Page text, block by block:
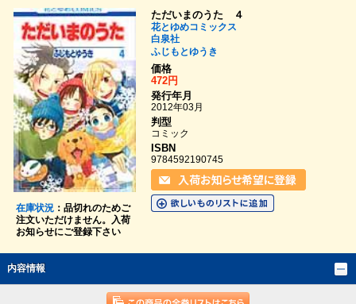
在庫状況：品切れのためご
注文いただけません。入荷
お知らせにご登録下さい
ただいまのうた ４
花とゆめコミックス
白泉社
ふじもとゆうき
価格
472円
発行年月
2012年03月
判型
コミック
ISBN
9784592190745
内容情報